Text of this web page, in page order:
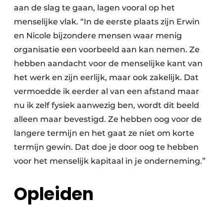
aan de slag te gaan, lagen vooral op het
menselijke vlak. “In de eerste plaats zijn Erwin
en Nicole bijzondere mensen waar menig
organisatie een voorbeeld aan kan nemen. Ze
hebben aandacht voor de menselijke kant van
het werk en zijn eerlijk, maar ook zakelijk. Dat
vermoedde ik eerder al van een afstand maar
nu ik zelf fysiek aanwezig ben, wordt dit beeld
alleen maar bevestigd. Ze hebben oog voor de
langere termijn en het gaat ze niet om korte
termijn gewin. Dat doe je door oog te hebben
voor het menselijk kapitaal in je onderneming.”
Opleiden